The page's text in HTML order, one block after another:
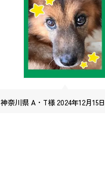
神奈川県 A・T様 2024年12月15日